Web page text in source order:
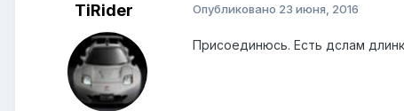
TiRider Опубликовано 23 июня, 2016
Присоединюсь. Есть дслам